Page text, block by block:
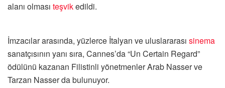
alanı olması teşvikedildi.
İmzacılar arasında, yüzlerce İtalyan ve uluslararası sinema
sanatçısının yanı sıra, Cannes’da “Un Certain Regard”
ödülünü kazanan Filistinli yönetmenler Arab Nasser ve
Tarzan Nasser da bulunuyor.